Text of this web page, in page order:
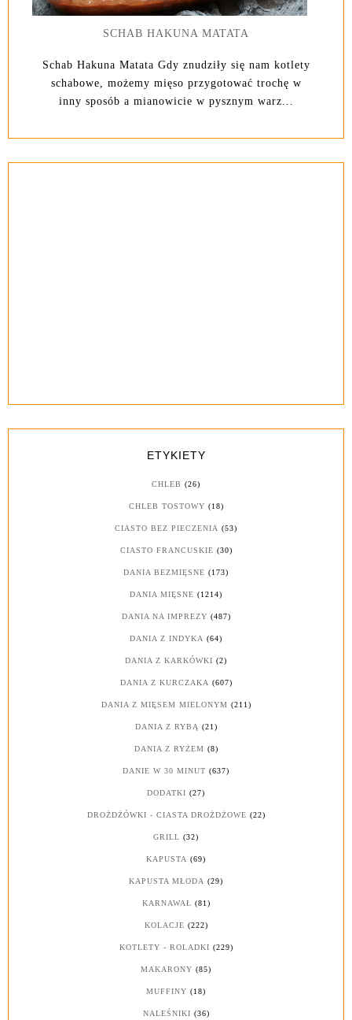
SCHAB HAKUNA MATATA
Schab Hakuna Matata Gdy znudziły się nam kotlety
schabowe, możemy mięso przygotować trochę w
inny sposób a mianowicie w pysznym warz...
ETYKIETY
CHLEB (26)
CHLEB TOSTOWY (18)
CIASTO BEZ PIECZENIA (53)
CIASTO FRANCUSKIE (30)
DANIA BEZMIĘSNE (173)
DANIA MIĘSNE (1214)
DANIA NA IMPREZY (487)
DANIA Z INDYKA (64)
DANIA Z KARKÓWKI (2)
DANIA Z KURCZAKA (607)
DANIA Z MIĘSEM MIELONYM (211)
DANIA Z RYBĄ (21)
DANIA Z RYŻEM (8)
DANIE W 30 MINUT (637)
DODATKI (27)
DROŻDŻÓWKI - CIASTA DROŻDŻOWE (22)
GRILL (32)
KAPUSTA (69)
KAPUSTA MŁODA (29)
KARNAWAŁ (81)
KOLACJE (222)
KOTLETY - ROLADKI (229)
MAKARONY (85)
MUFFINY (18)
NALEŚNIKI (36)